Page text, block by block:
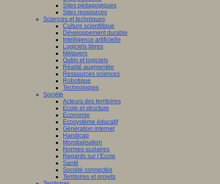
Sites pédagogiques
Sites ressources
Sciences et techniques
Culture scientifique
Développement durable
Intelligence artificielle
Logiciels libres
Métavers
Outils et logiciels
Réalité augmentée
Ressources sciences
Robotique
Technologies
Société
Acteurs des territoires
Ecole et structure
Economie
Ecosystème éducatif
Génération internet
Handicap
Mondialisation
Normes scolaires
Regards sur l’Ecole
Santé
Société connectée
Territoires et projets